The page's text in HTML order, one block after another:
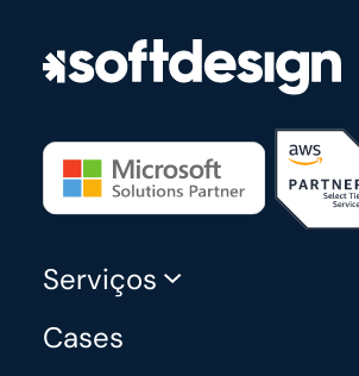
Serviços
Cases